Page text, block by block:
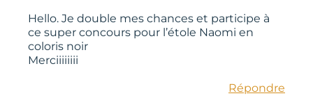
Hello. Je double mes chances et participe à
ce super concours pour l’étole Naomi en
coloris noir
Merciiiiiiii
Répondre